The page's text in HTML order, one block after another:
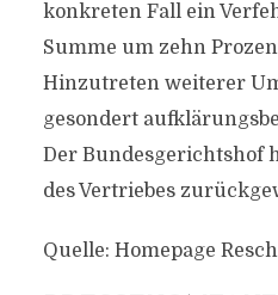
konkreten Fall ein
Summe um zehn
Hinzutreten weiterer
gesondert
Der Bundesgerichtshof
des Vertriebes
Quelle: Homepage